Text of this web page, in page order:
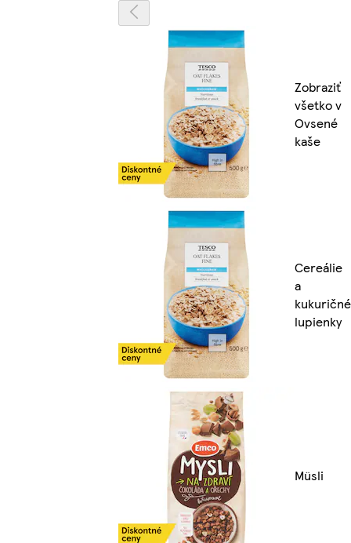
Zobraziť
všetko v
Ovsené
kaše
Cereálie
a
kukuričné
lupienky
Müsli